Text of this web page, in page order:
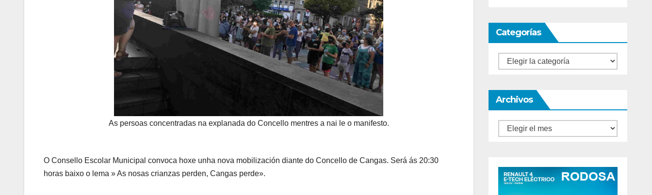
As persoas concentradas na explanada do Concello mentres a nai le o manifesto.
O Consello Escolar Municipal convoca hoxe unha nova mobilización diante do Concello de Cangas. Será ás 20:30
horas baixo o lema » As nosas crianzas perden, Cangas perde».
Categorías
Categorías
Archivos
Archivos